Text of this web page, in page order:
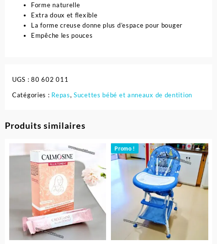
Forme naturelle
Extra doux et flexible
La forme creuse donne plus d’espace pour bouger
Empêche les pouces
UGS :80 602 011
Catégories : Repas,Sucettes bébé et anneaux de dentition
Produits similaires
Promo !